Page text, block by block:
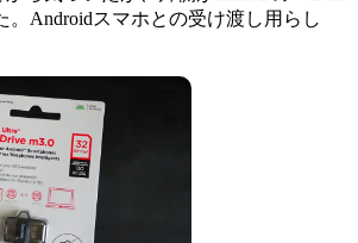
。Androidスマホとの受け渡し用らし